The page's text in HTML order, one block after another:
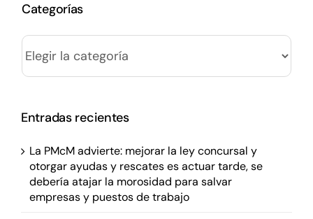
Categorías
Categorías
Entradas recientes
La PMcM advierte: mejorar la ley concursal y
otorgar ayudas y rescates es actuar tarde, se
debería atajar la morosidad para salvar
empresas y puestos de trabajo